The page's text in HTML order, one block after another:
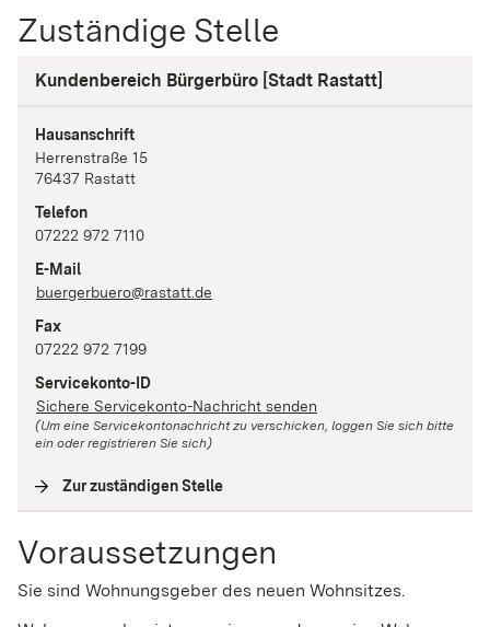
Zuständige Stelle
Kundenbereich Bürgerbüro [Stadt Rastatt]
Hausanschrift
Herrenstraße 15
76437 Rastatt
Telefon
07222 972 7110
E-Mail
buergerbuero@rastatt.de
Fax
07222 972 7199
Servicekonto-ID
Sichere Servicekonto-Nachricht senden
(Um eine Servicekontonachricht zu verschicken, loggen Sie sich bitte
ein oder registrieren Sie sich)
Zur zuständigen Stelle
Voraussetzungen
Sie sind Wohnungsgeber des neuen Wohnsitzes.